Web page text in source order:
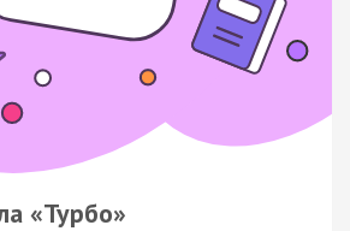
«Турбо»